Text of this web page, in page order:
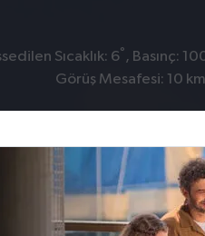
Sıcaklık: 6° , Basınç:
Görüş Mesafesi: 10